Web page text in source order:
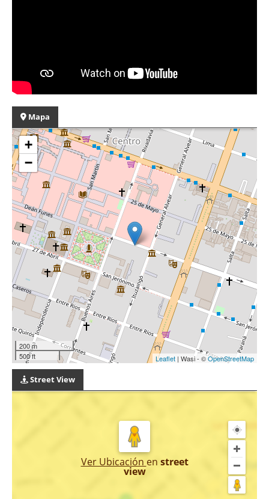
Mapa
+
−
200 m
500 ft
Leaflet | Wasi - ©OpenStreetMap
Street View
Ver Ubicación en street
view